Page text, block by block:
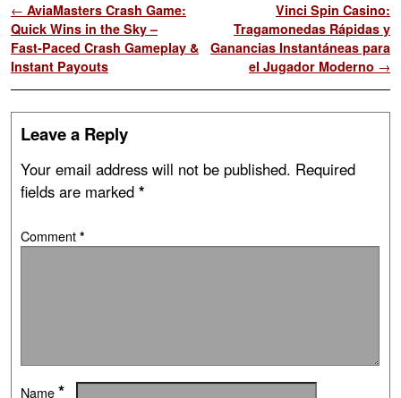
Post navigation
← AviaMasters Crash Game:
Quick Wins in the Sky –
Fast‑Paced Crash Gameplay &
Instant Payouts
Vinci Spin Casino:
Tragamonedas Rápidas y
Ganancias Instantáneas para
el Jugador Moderno →
Leave a Reply
Your email address will not be published. Required
fields are marked *
Comment *
Name *